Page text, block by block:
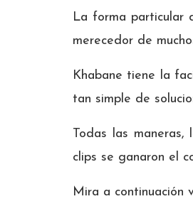
La forma particular
merecedor de
Khabane tiene la
tan simple de
Todas las
clips se ganaron el
Mira a continuación